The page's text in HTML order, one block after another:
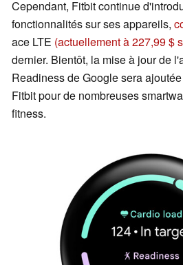
Cependant, Fitbit continue
fonctionnalités sur ses appareils,
ace LTE (actuellement à 227,99 $
dernier. Bientôt, la mise à jour de
Readiness de Google sera
Fitbit pour de nombreuses
fitness.